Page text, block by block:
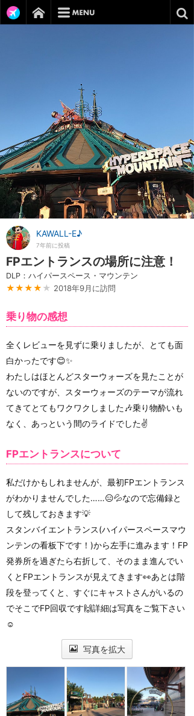
KAWALL-E♪
7年前に投稿
FPエントランスの場所に注意！
DLP：ハイパースペース・マウンテン
★★★★ ★ 2018年9月に訪問
乗り物の感想
全くレビューを見ずに乗りましたが、とても面
白かったです😊✨
わたしはほとんどスターウォーズを見たことが
ないのですが、スターウォーズのテーマが流れ
てきてとてもワクワクしました🎶乗り物酔いも
なく、あっという間のライドでした✌️
FPエントランスについて
私だけかもしれませんが、最初FPエントランス
がわかりませんでした……😑💦なので忘備録と
して残しておきます💡
スタンバイエントランス(ハイパースペースマウ
ンテンの看板下です！)から左手に進みます！FP
発券所を過ぎたら右折して、そのまま進んでい
くとFPエントランスが見えてきます👀あとは階
段を登ってくと、すぐにキャストさんがいるの
でそこでFP回収です🙌詳細は写真をご覧下さい
☺️
写真を拡大